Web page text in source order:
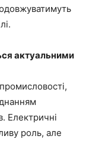
актуальними
Електричні
роль, але